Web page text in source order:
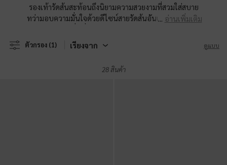
รองเท้ารัดส้นสะท้อนถึงนิยามความสวยงามที่สวมใส่สบาย
ทว่ามอบความมั่นใจด้วยดีไซน์สายรัดส้นอันเป็นเอกลักษณ์
ทุกรสนิยม และสะท้อนตัวตนที่โดดเด่นของคุณในทุกโอกาส
อ่านเพิ่มเติม
ตัวกรอง (1) เรียงจาก ดูแบบ
28 สินค้า